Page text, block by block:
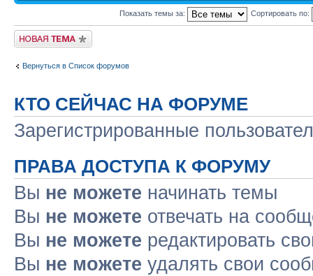
Показать темы за: Сортировать по:
Начать новую тему
Вернуться в Список форумов
КТО СЕЙЧАС НА ФОРУМЕ
Зарегистрированные
ПРАВА ДОСТУПА К ФОРУМУ
Вы не можете начинать темы
Вы не можете отвечать на
Вы не можете редактировать
Вы не можете удалять свои